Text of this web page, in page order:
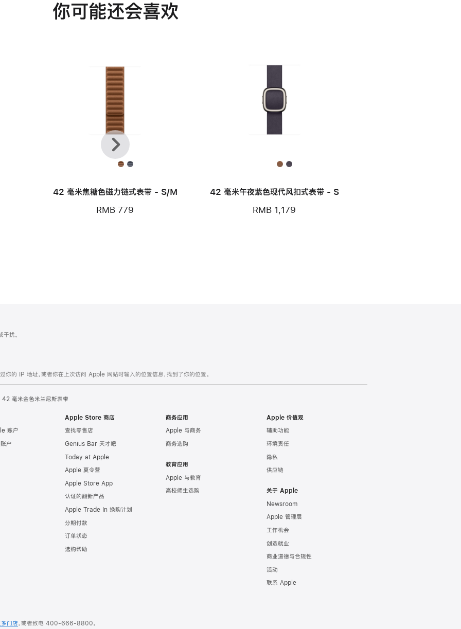
你可能还会喜欢
42 毫米焦糖色磁力链式表带 - S/M
RMB 779
42 毫米午夜紫色现代风扣式表带 - S
RMB 1,179
上
一
个
下
一
个
扰。
你的 IP 地址，或者你在上次访问 Apple 网站时输入的位置信息，找到了你的位置。
42 毫米金色米兰尼斯表带
账户
户
Apple Store 商店
查找零售店
Genius Bar 天才吧
Today at Apple
Apple 夏令营
Apple Store App
认证的翻新产品
Apple Trade In 换购计划
分期付款
订单状态
选购帮助
商务应用
Apple 与商务
商务选购
教育应用
Apple 与教育
高校师生选购
Apple 价值观
辅助功能
环境责任
隐私
供应链
关于 Apple
Newsroom
Apple 管理层
工作机会
创造就业
商业道德与合规性
活动
联系 Apple
多门店，或者致电 400-666-8800。